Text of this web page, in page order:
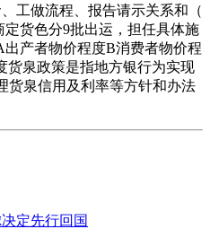
工做流程、报告请示关系和（
货色分9批出运，担任具体施
产者物价程度B消费者物价程
货泉政策是指地方银行为实现
货泉信用及利率等方针和办法
定先行回国